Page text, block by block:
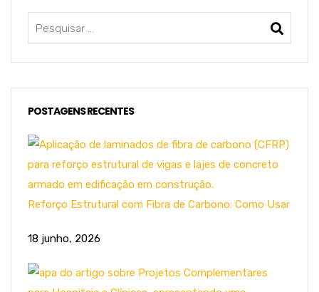
POSTAGENS RECENTES
Reforço Estrutural com Fibra de Carbono: Como Usar
18 junho, 2026